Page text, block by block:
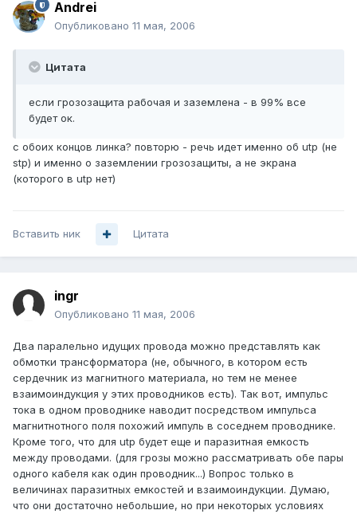
Andrei
Опубликовано 11 мая, 2006
Цитата
если грозозащита рабочая и заземлена - в 99% все
будет ок.
с обоих концов линка? повторю - речь идет именно об utp (не
stp) и именно о заземлении грозозащиты, а не экрана
(которого в utp нет)
Вставить ник Цитата
ingr
Опубликовано 11 мая, 2006
Два паралельно идущих провода можно представлять как
обмотки трансформатора (не, обычного, в котором есть
сердечник из магнитного материала, но тем не менее
взаимоиндукция у этих проводников есть). Так вот, импульс
тока в одном проводнике наводит посредством импульса
магнитнотного поля похожий импуль в соседнем проводнике.
Кроме того, что для utp будет еще и паразитная емкость
между проводами. (для грозы можно рассматривать обе пары
одного кабеля как один проводник...) Вопрос только в
величинах паразитных емкостей и взаимоиндукции. Думаю,
что они достаточно небольшие, но при некоторых условиях